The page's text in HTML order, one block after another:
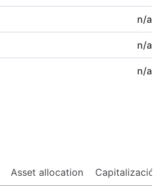
n/a
n/a
n/a
Asset allocation Capitalización